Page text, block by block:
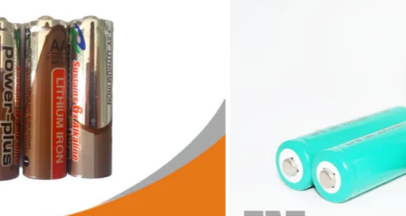
জন্য
আবেদন
সাইট
ম্যাপ
PRIVACY